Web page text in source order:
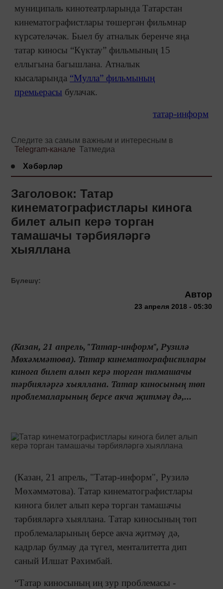
муниципаль кинотеатрларында Татарстан
кинематографистлары төшергән фильмнар
күрсәтеләчәк. Быел бу атналык беренче яңа
татар киносы “Күктау” фильмының 15
еллыгына багышлана. Атналык
кысаларында “Мулла” фильмының
премьерасы булачак.
татар-информ
Следите за самым важным и интересным в
Telegram-канале Татмедиа
Хәбәрләр
Заголовок: Татар
кинематографистлары кинога
билет алып керә торган
тамашачы тәрбияләргә
хыяллана
Бүлешү:
Автор
23 апреля 2018 - 05:30
(Казан, 21 апрель, "Татар-информ", Рузилә
Мөхәммәтова). Татар кинематографистлары
кинога билет алып керә торган тамашачы
тәрбияләргә хыяллана. Татар киносының төп
проблемаларының берсе акча җитмәү дә,...
(Казан, 21 апрель, "Татар-информ", Рузилә
Мөхәммәтова). Татар кинематографистлары
кинога билет алып керә торган тамашачы
тәрбияләргә хыяллана. Татар киносының төп
проблемаларының берсе акча җитмәү дә,
кадрлар булмау да түгел, менталитетта дип
саный Илшат Рәхимбай.
“Татар киносының иң зур проблемасы -